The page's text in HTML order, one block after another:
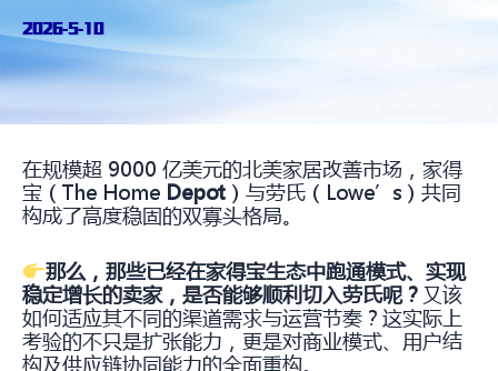
2026-5-10
在规模超 9000 亿美元的北美家居改善市场，家得
宝（The Home Depot ）与劳氏（Lowe’s）共同
构成了高度稳固的双寡头格局。
那么，那些已经在家得宝生态中跑通模式、实现
稳定增长的卖家，是否能够顺利切入劳氏呢？ 又该
如何适应其不同的渠道需求与运营节奏？这实际上
考验的不只是扩张能力，更是对商业模式、用户结
构及供应链协同能力的全面重构。